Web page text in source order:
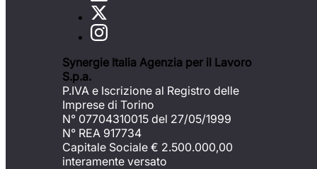
Synergie Italia Agenzia per il Lavoro
S.p.a.
P.IVA e Iscrizione al Registro delle
Imprese di Torino
N° 07704310015 del 27/05/1999
N° REA 917734
Capitale Sociale € 2.500.000,00
interamente versato